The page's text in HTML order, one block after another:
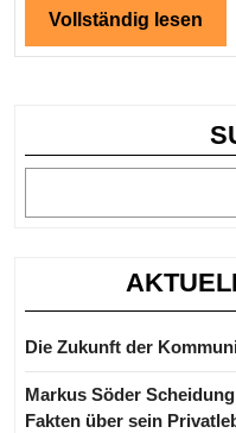
Vollständig lesen
Die Zukunft der
Markus Söder
Fakten über sein